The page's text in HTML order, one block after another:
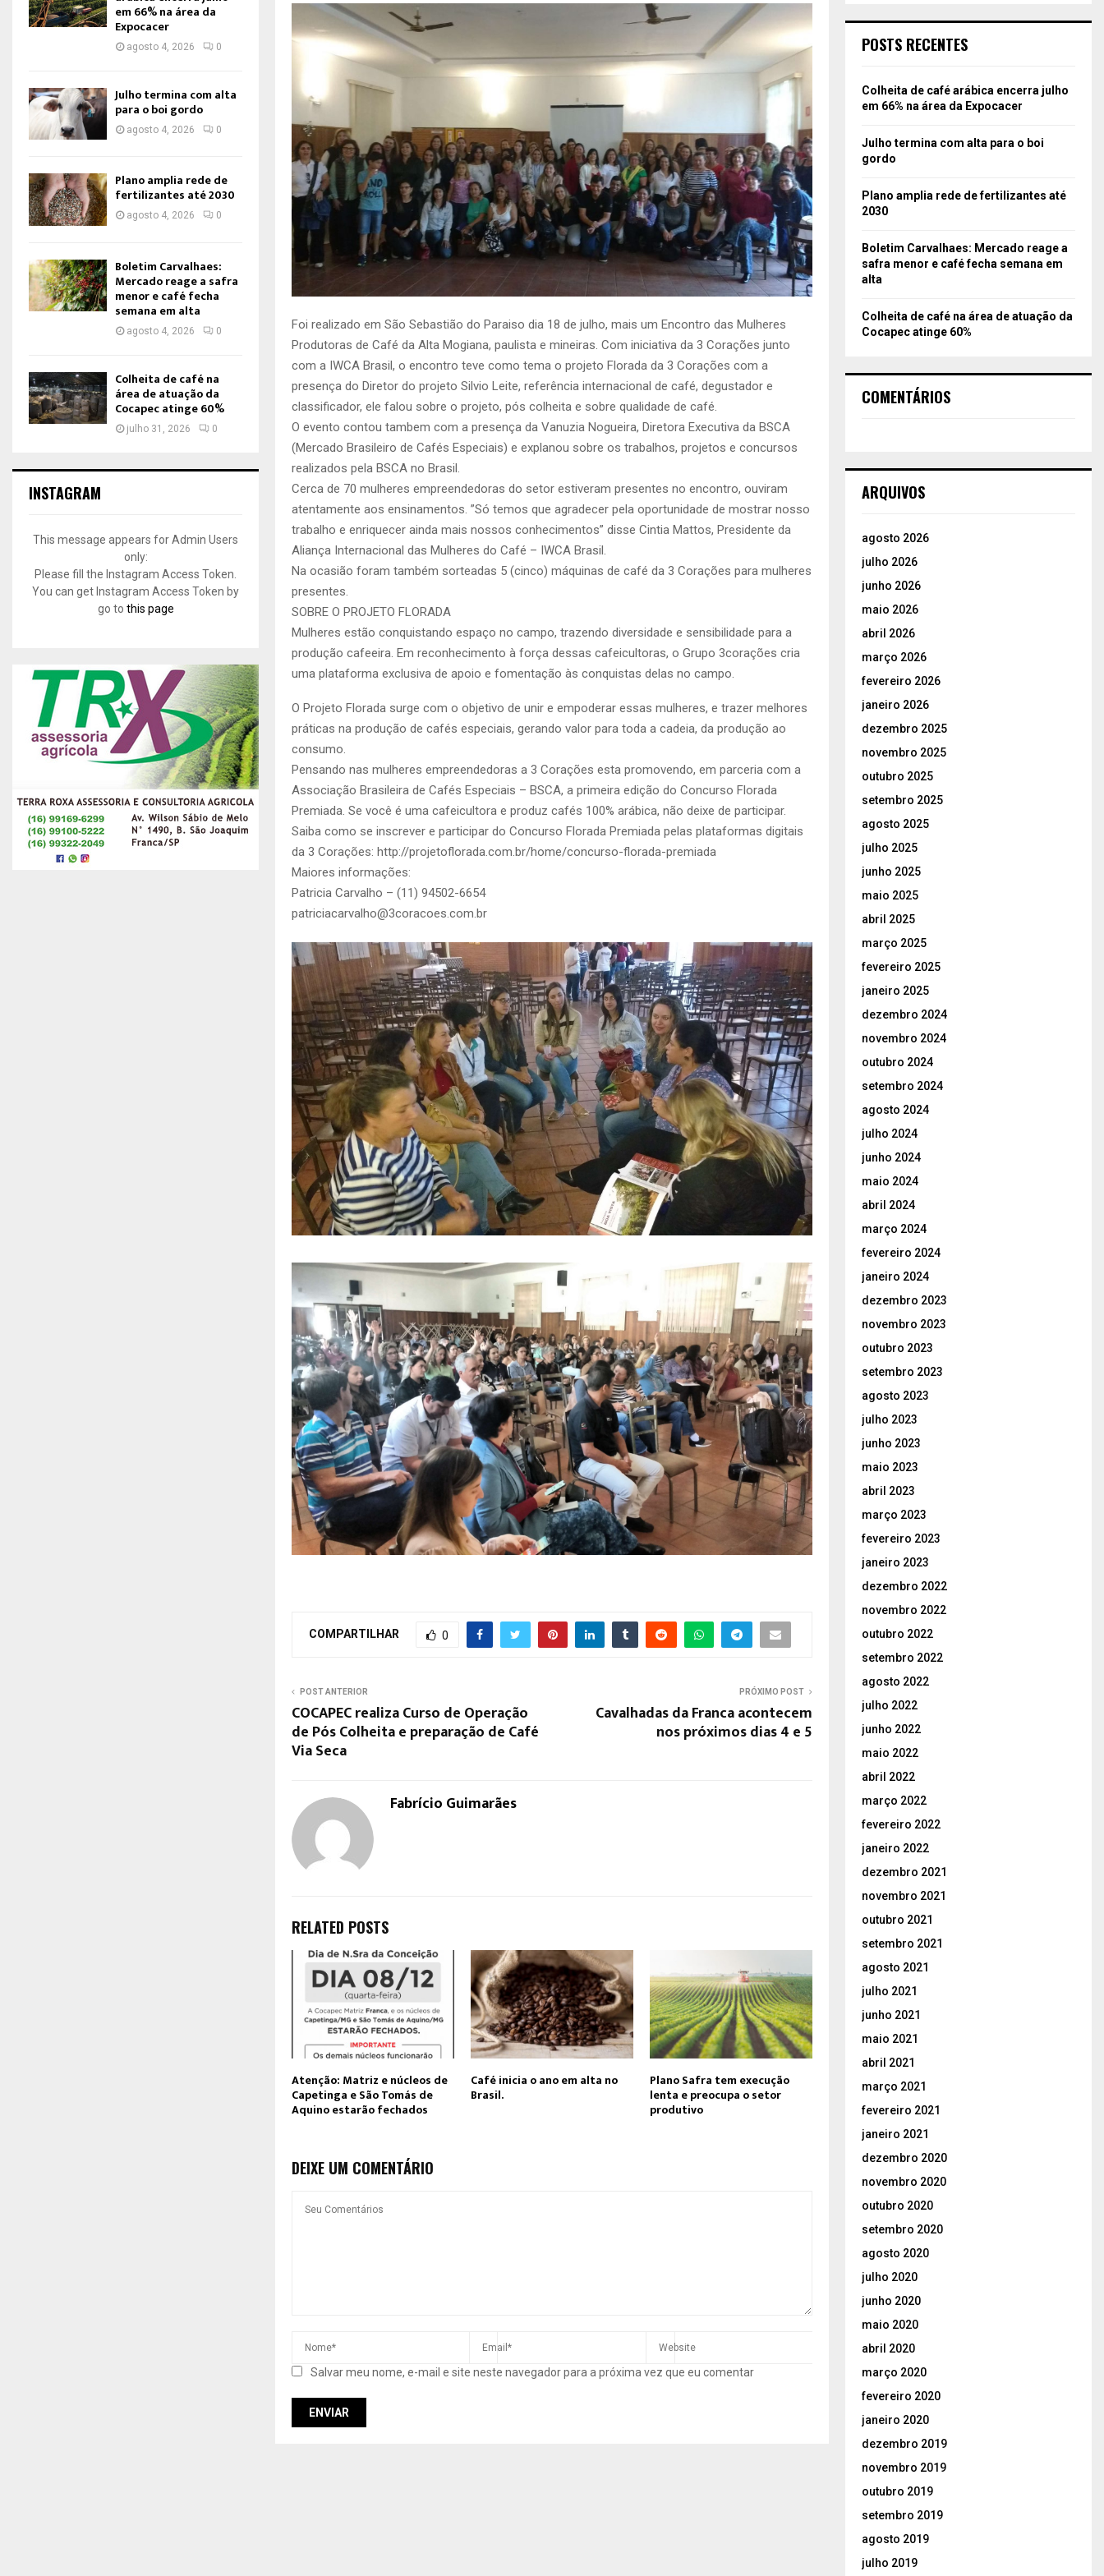
Foi realizado em São Sebastião do Paraiso dia 18 de julho, mais um Encontro das Mulheres
Produtoras de Café da Alta Mogiana, paulista e mineiras. Com iniciativa da 3 Corações junto
com a IWCA Brasil, o encontro teve como tema o projeto Florada da 3 Corações com a
presença do Diretor do projeto Silvio Leite, referência internacional de café, degustador e
classificador, ele falou sobre o projeto, pós colheita e sobre qualidade de café.
O evento contou tambem com a presença da Vanuzia Nogueira, Diretora Executiva da BSCA
(Mercado Brasileiro de Cafés Especiais) e explanou sobre os trabalhos, projetos e concursos
realizados pela BSCA no Brasil.
Cerca de 70 mulheres empreendedoras do setor estiveram presentes no encontro, ouviram
atentamente aos ensinamentos. ”Só temos que agradecer pela oportunidade de mostrar nosso
trabalho e enriquecer ainda mais nossos conhecimentos” disse Cintia Mattos, Presidente da
Aliança Internacional das Mulheres do Café – IWCA Brasil.
Na ocasião foram também sorteadas 5 (cinco) máquinas de café da 3 Corações para mulheres
presentes.
SOBRE O PROJETO FLORADA
Mulheres estão conquistando espaço no campo, trazendo diversidade e sensibilidade para a
produção cafeeira. Em reconhecimento à força dessas cafeicultoras, o Grupo 3corações cria
uma plataforma exclusiva de apoio e fomentação às conquistas delas no campo.
O Projeto Florada surge com o objetivo de unir e empoderar essas mulheres, e trazer melhores
práticas na produção de cafés especiais, gerando valor para toda a cadeia, da produção ao
consumo.
Pensando nas mulheres empreendedoras a 3 Corações esta promovendo, em parceria com a
Associação Brasileira de Cafés Especiais – BSCA, a primeira edição do Concurso Florada
Premiada. Se você é uma cafeicultora e produz cafés 100% arábica, não deixe de participar.
Saiba como se inscrever e participar do Concurso Florada Premiada pelas plataformas digitais
da 3 Corações: http://projetoflorada.com.br/home/concurso-florada-premiada
Maiores informações:
Patricia Carvalho – (11) 94502-6654
patriciacarvalho@3coracoes.com.br
COMPARTILHAR 0
POST ANTERIOR
COCAPEC realiza Curso de Operação
de Pós Colheita e preparação de Café
Via Seca
PRÓXIMO POST
Cavalhadas da Franca acontecem
nos próximos dias 4 e 5
Fabrício Guimarães
RELATED POSTS
Atenção: Matriz e núcleos de
Capetinga e São Tomás de
Aquino estarão fechados
Café inicia o ano em alta no
Brasil.
Plano Safra tem execução
lenta e preocupa o setor
produtivo
DEIXE UM COMENTÁRIO
Salvar meu nome, e-mail e site neste navegador para a próxima vez que eu comentar
em 66% na área da
Expocacer
agosto 4, 2026 0
Julho termina com alta
para o boi gordo
agosto 4, 2026 0
Plano amplia rede de
fertilizantes até 2030
agosto 4, 2026 0
Boletim Carvalhaes:
Mercado reage a safra
menor e café fecha
semana em alta
agosto 4, 2026 0
Colheita de café na
área de atuação da
Cocapec atinge 60%
julho 31, 2026 0
INSTAGRAM
This message appears for Admin Users
only:
Please fill the Instagram Access Token.
You can get Instagram Access Token by
go to this page
POSTS RECENTES
Colheita de café arábica encerra julho
em 66% na área da Expocacer
Julho termina com alta para o boi
gordo
Plano amplia rede de fertilizantes até
2030
Boletim Carvalhaes: Mercado reage a
safra menor e café fecha semana em
alta
Colheita de café na área de atuação da
Cocapec atinge 60%
COMENTÁRIOS
ARQUIVOS
agosto 2026
julho 2026
junho 2026
maio 2026
abril 2026
março 2026
fevereiro 2026
janeiro 2026
dezembro 2025
novembro 2025
outubro 2025
setembro 2025
agosto 2025
julho 2025
junho 2025
maio 2025
abril 2025
março 2025
fevereiro 2025
janeiro 2025
dezembro 2024
novembro 2024
outubro 2024
setembro 2024
agosto 2024
julho 2024
junho 2024
maio 2024
abril 2024
março 2024
fevereiro 2024
janeiro 2024
dezembro 2023
novembro 2023
outubro 2023
setembro 2023
agosto 2023
julho 2023
junho 2023
maio 2023
abril 2023
março 2023
fevereiro 2023
janeiro 2023
dezembro 2022
novembro 2022
outubro 2022
setembro 2022
agosto 2022
julho 2022
junho 2022
maio 2022
abril 2022
março 2022
fevereiro 2022
janeiro 2022
dezembro 2021
novembro 2021
outubro 2021
setembro 2021
agosto 2021
julho 2021
junho 2021
maio 2021
abril 2021
março 2021
fevereiro 2021
janeiro 2021
dezembro 2020
novembro 2020
outubro 2020
setembro 2020
agosto 2020
julho 2020
junho 2020
maio 2020
abril 2020
março 2020
fevereiro 2020
janeiro 2020
dezembro 2019
novembro 2019
outubro 2019
setembro 2019
agosto 2019
julho 2019